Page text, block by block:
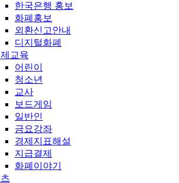
한국은행 홍보
화폐홍보
외환신고안내
디지털화폐
교육
어린이
청소년
교사
보드게임
일반인
금요강좌
경제지표해설
지급결제
화폐이야기